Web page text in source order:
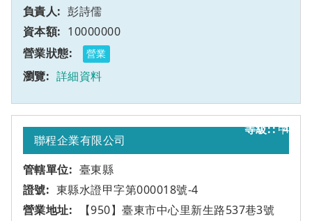
彭詩儒
10000000
營業
詳細資料
4
聯程企業有限公司
臺東縣
東縣水證甲字第000018號-4
【950】臺東市中心里新生路537巷3號
甲